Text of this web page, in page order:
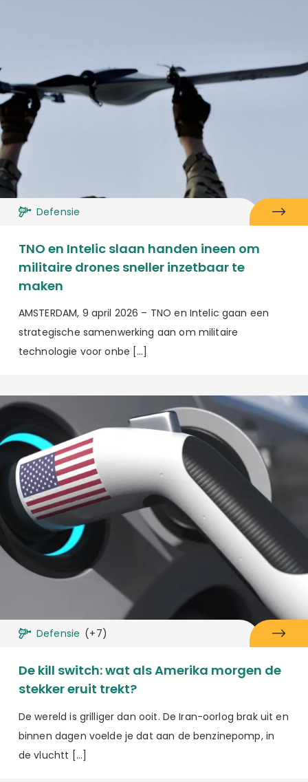
Defensie
TNO en Intelic slaan handen ineen om
militaire drones sneller inzetbaar te
maken
AMSTERDAM, 9 april 2026 – TNO en Intelic gaan een
strategische samenwerking aan om militaire
technologie voor onbe […]
Defensie (+7)
De kill switch: wat als Amerika morgen de
stekker eruit trekt?
De wereld is grilliger dan ooit. De Iran-oorlog brak uit en
binnen dagen voelde je dat aan de benzinepomp, in
de vluchtt […]